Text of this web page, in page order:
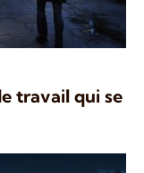
travail qui se